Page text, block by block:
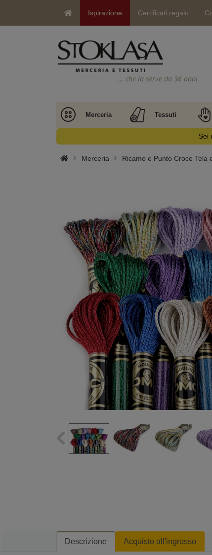
Ispirazione Certificati regalo
… che la serve da 36 anni
Merceria Tessuti
Sei
Merceria Ricamo e Punto Croce Tela
Descrizione Acquisto all'ingrosso